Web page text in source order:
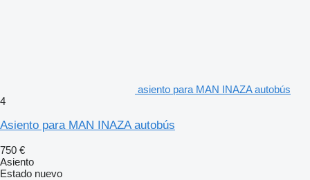
asiento para MAN INAZA autobús
4
Asiento para MAN INAZA autobús
750 €
Asiento
Estado nuevo